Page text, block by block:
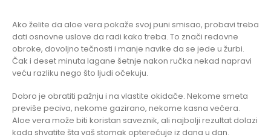
Ako želite da aloe vera pokaže svoj puni smisao, probavi treba
dati osnovne uslove da radi kako treba. To znači redovne
obroke, dovoljno tečnosti i manje navike da se jede u žurbi.
Čak i deset minuta lagane šetnje nakon ručka nekad napravi
veću razliku nego što ljudi očekuju.
Dobro je obratiti pažnju i na vlastite okidače. Nekome smeta
previše peciva, nekome gazirano, nekome kasna večera.
Aloe vera može biti koristan saveznik, ali najbolji rezultat dolazi
kada shvatite šta vaš stomak opterećuje iz dana u dan.